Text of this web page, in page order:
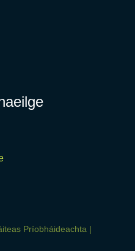
Príobháideachta